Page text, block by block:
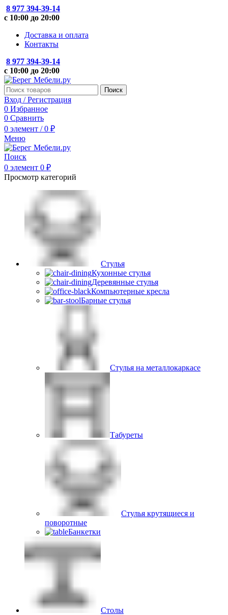
8 977 394-39-14
с 10:00 до 20:00
Доставка и оплата
Контакты
8 977 394-39-14
с 10:00 до 20:00
Поиск
Вход / Регистрация
0 Избранное
0 Сравнить
0 элемент / 0 ₽
Меню
Поиск
0 элемент 0 ₽
Просмотр категорий
Стулья
Кухонные стулья
Деревянные стулья
Компьютерные кресла
Барные стулья
Стулья на металлокаркасе
Табуреты
Стулья крутящиеся и
поворотные
Банкетки
Столы